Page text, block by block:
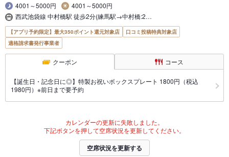
4001～5000円
4001～5000円
西武池袋線 中村橋駅 徒歩2分(練馬駅→中村橋:2…
【アプリ予約限定】最大350ポイント還元対象店
口コミ投稿特典対象店
適格請求書発行事業者
クーポン コース
【誕生日・記念日に◎】特製お祝いボックスプレート 1800円（税込
1980円）※前日まで要予約
カレンダーの更新に失敗しました。
下記ボタンを押して空席状況を更新してください。
空席状況を更新する